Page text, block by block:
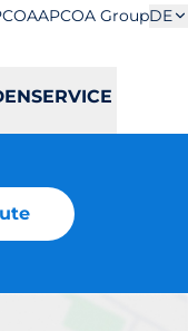
APCOA GroupDE